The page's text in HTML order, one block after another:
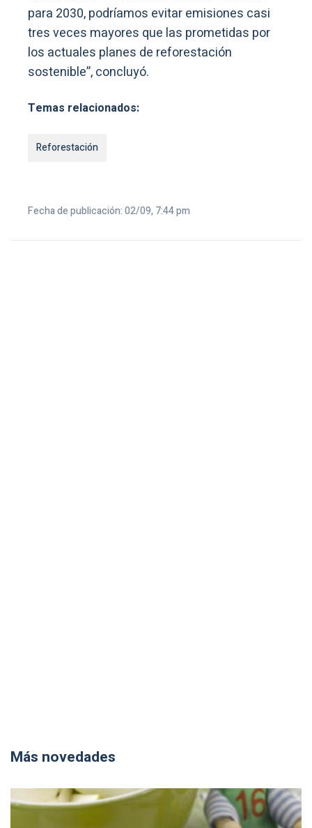
para 2030, podríamos evitar emisiones casi
tres veces mayores que las prometidas por
los actuales planes de reforestación
sostenible”, concluyó.
Temas relacionados:
Reforestación
Fecha de publicación: 02/09, 7:44 pm
Más novedades